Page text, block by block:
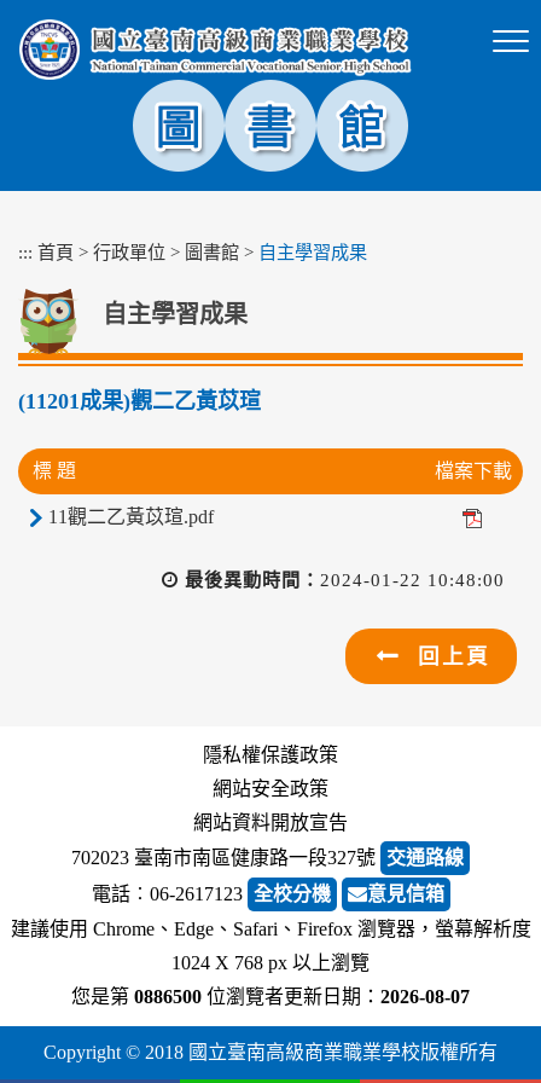
塊
::: 首頁 > 行政單位 > 圖書館 > 自主學習成果
自主學習成果
(11201成果)觀二乙黃苡瑄
標 題 檔案下載
11觀二乙黃苡瑄.pdf
最後異動時間： 2024-01-22 10:48:00
回上頁
隱私權保護政策
網站安全政策
網站資料開放宣告
702023 臺南市南區健康路一段327號 交通路線
電話︰06-2617123 全校分機
意見信箱
建議使用 Chrome、Edge、Safari、Firefox 瀏覽器，螢幕解析度
1024 X 768 px 以上瀏覽
您是第 0886500 位瀏覽者更新日期： 2026-08-07
Copyright © 2018 國立臺南高級商業職業學校版權所有